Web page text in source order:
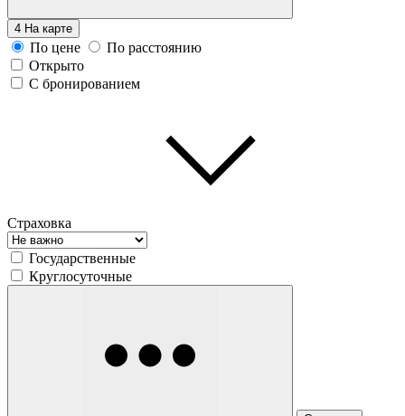
4 На карте
По цене
По расстоянию
Открыто
С бронированием
Страховка
Государственные
Круглосуточные